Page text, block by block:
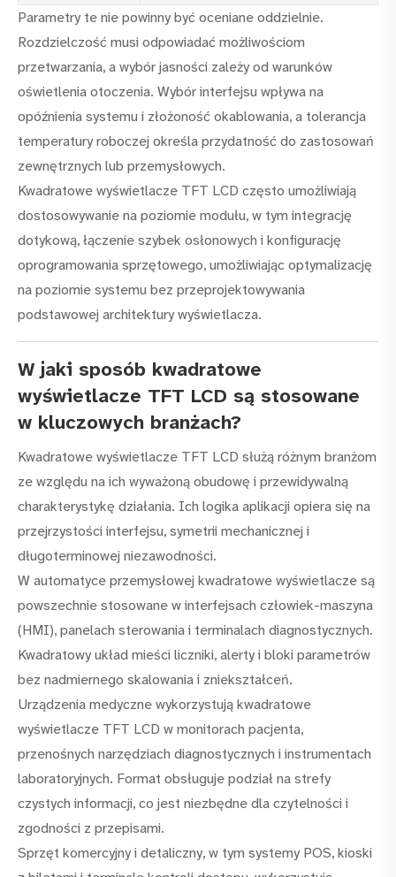
Parametry te nie powinny być oceniane oddzielnie.
Rozdzielczość musi odpowiadać możliwościom
przetwarzania, a wybór jasności zależy od warunków
oświetlenia otoczenia. Wybór interfejsu wpływa na
opóźnienia systemu i złożoność okablowania, a tolerancja
temperatury roboczej określa przydatność do zastosowań
zewnętrznych lub przemysłowych.
Kwadratowe wyświetlacze TFT LCD często umożliwiają
dostosowywanie na poziomie modułu, w tym integrację
dotykową, łączenie szybek osłonowych i konfigurację
oprogramowania sprzętowego, umożliwiając optymalizację
na poziomie systemu bez przeprojektowywania
podstawowej architektury wyświetlacza.
W jaki sposób kwadratowe
wyświetlacze TFT LCD są stosowane
w kluczowych branżach?
Kwadratowe wyświetlacze TFT LCD służą różnym branżom
ze względu na ich wyważoną obudowę i przewidywalną
charakterystykę działania. Ich logika aplikacji opiera się na
przejrzystości interfejsu, symetrii mechanicznej i
długoterminowej niezawodności.
W automatyce przemysłowej kwadratowe wyświetlacze są
powszechnie stosowane w interfejsach człowiek-maszyna
(HMI), panelach sterowania i terminalach diagnostycznych.
Kwadratowy układ mieści liczniki, alerty i bloki parametrów
bez nadmiernego skalowania i zniekształceń.
Urządzenia medyczne wykorzystują kwadratowe
wyświetlacze TFT LCD w monitorach pacjenta,
przenośnych narzędziach diagnostycznych i instrumentach
laboratoryjnych. Format obsługuje podział na strefy
czystych informacji, co jest niezbędne dla czytelności i
zgodności z przepisami.
Sprzęt komercyjny i detaliczny, w tym systemy POS, kioski